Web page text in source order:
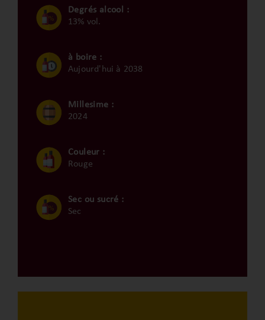
Degrés alcool :
13% vol.
à boire :
Aujourd'hui à 2038
Millesime :
2024
Couleur :
Rouge
Sec ou sucré :
Sec